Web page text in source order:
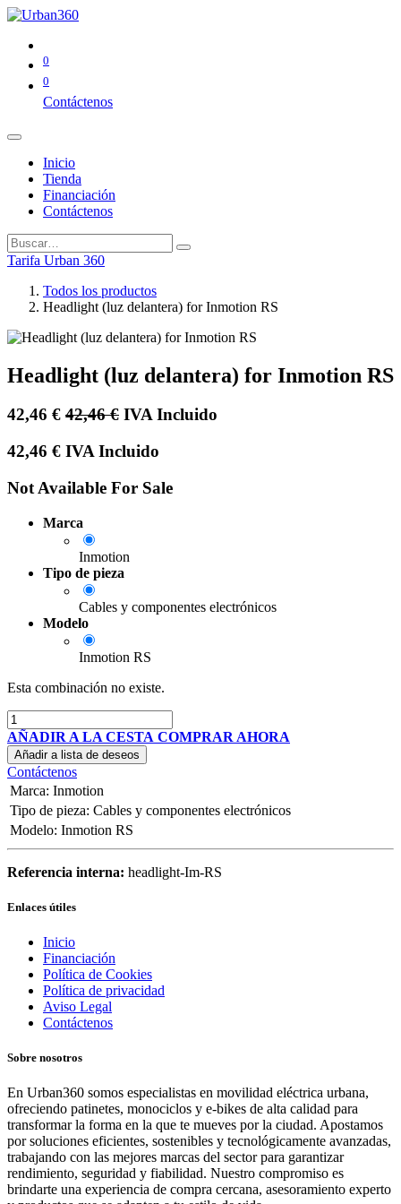
0
0
Contáctenos
Inicio
Tienda
Financiación
Contáctenos
Tarifa Urban 360
Todos los productos
Headlight (luz delantera) for Inmotion RS
Headlight (luz delantera) for Inmotion RS
42,46 € 42,46€ IVA Incluido
42,46 € IVA Incluido
Not Available For Sale
Marca
Inmotion
Tipo de pieza
Cables y componentes electrónicos
Modelo
Inmotion RS
Esta combinación no existe.
AÑADIR A LA CESTA COMPRAR AHORA
Añadir a lista de deseos
Contáctenos
Marca: Inmotion
Tipo de pieza: Cables y componentes electrónicos
Modelo: Inmotion RS
Referencia interna: headlight-Im-RS
Enlaces útiles
Inicio
Financiación
Política de Cookies
Política de privacidad
Aviso Legal
Contáctenos
Sobre nosotros
En Urban360 somos especialistas en movilidad eléctrica urbana,
ofreciendo patinetes, monociclos y e-bikes de alta calidad para
transformar la forma en la que te mueves por la ciudad. Apostamos
por soluciones eficientes, sostenibles y tecnológicamente avanzadas,
trabajando con las mejores marcas del sector para garantizar
rendimiento, seguridad y fiabilidad. Nuestro compromiso es
brindarte una experiencia de compra cercana, asesoramiento experto